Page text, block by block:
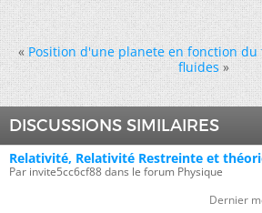
« Position d'une planete en fonction du
fluides »
DISCUSSIONS SIMILAIRES
Relativité, Relativité Restreinte et
Par invite5cc6cf88 dans le forum Physique
Dernier